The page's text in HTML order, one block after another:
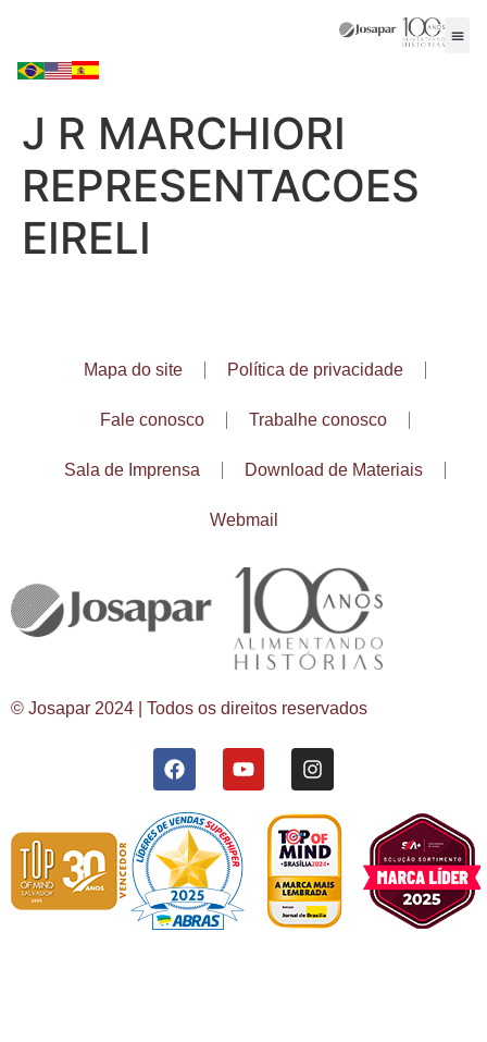
J R MARCHIORI
REPRESENTACOES
EIRELI
Mapa do site Política de privacidade
Fale conosco Trabalhe conosco
Sala de Imprensa Download de Materiais
Webmail
© Josapar 2024 | Todos os direitos reservados